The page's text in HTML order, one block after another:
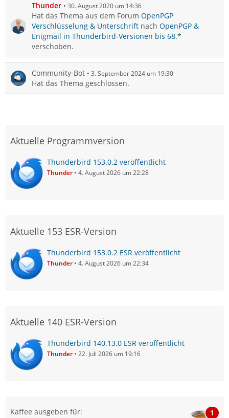
Thunder 30. August 2020 um 14:36
Hat das Thema aus dem Forum OpenPGP
Verschlüsselung & Unterschrift nach OpenPGP &
Enigmail in Thunderbird-Versionen bis 68.*
verschoben.
Community-Bot 3. September 2024 um 19:30
Hat das Thema geschlossen.
Aktuelle Programmversion
Thunderbird 153.0.2 veröffentlicht
Thunder 4. August 2026 um 22:28
Aktuelle 153 ESR-Version
Thunderbird 153.0.2 ESR veröffentlicht
Thunder 4. August 2026 um 22:34
Aktuelle 140 ESR-Version
Thunderbird 140.13.0 ESR veröffentlicht
Thunder 22. Juli 2026 um 19:16
Kaffee ausgeben für: 1